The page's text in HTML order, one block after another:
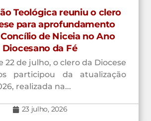
Teológica reuniu o clero
para aprofundamento
de Niceia no Ano
Diocesano da Fé
22 de julho, o clero da Diocese
participou da atualização
realizada na...
23 julho, 2026